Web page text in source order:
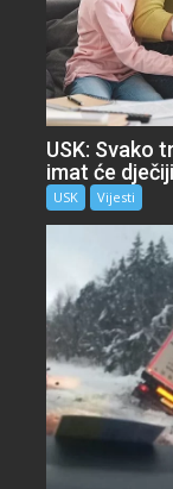
USK: Svako
imat će
USK Vijesti